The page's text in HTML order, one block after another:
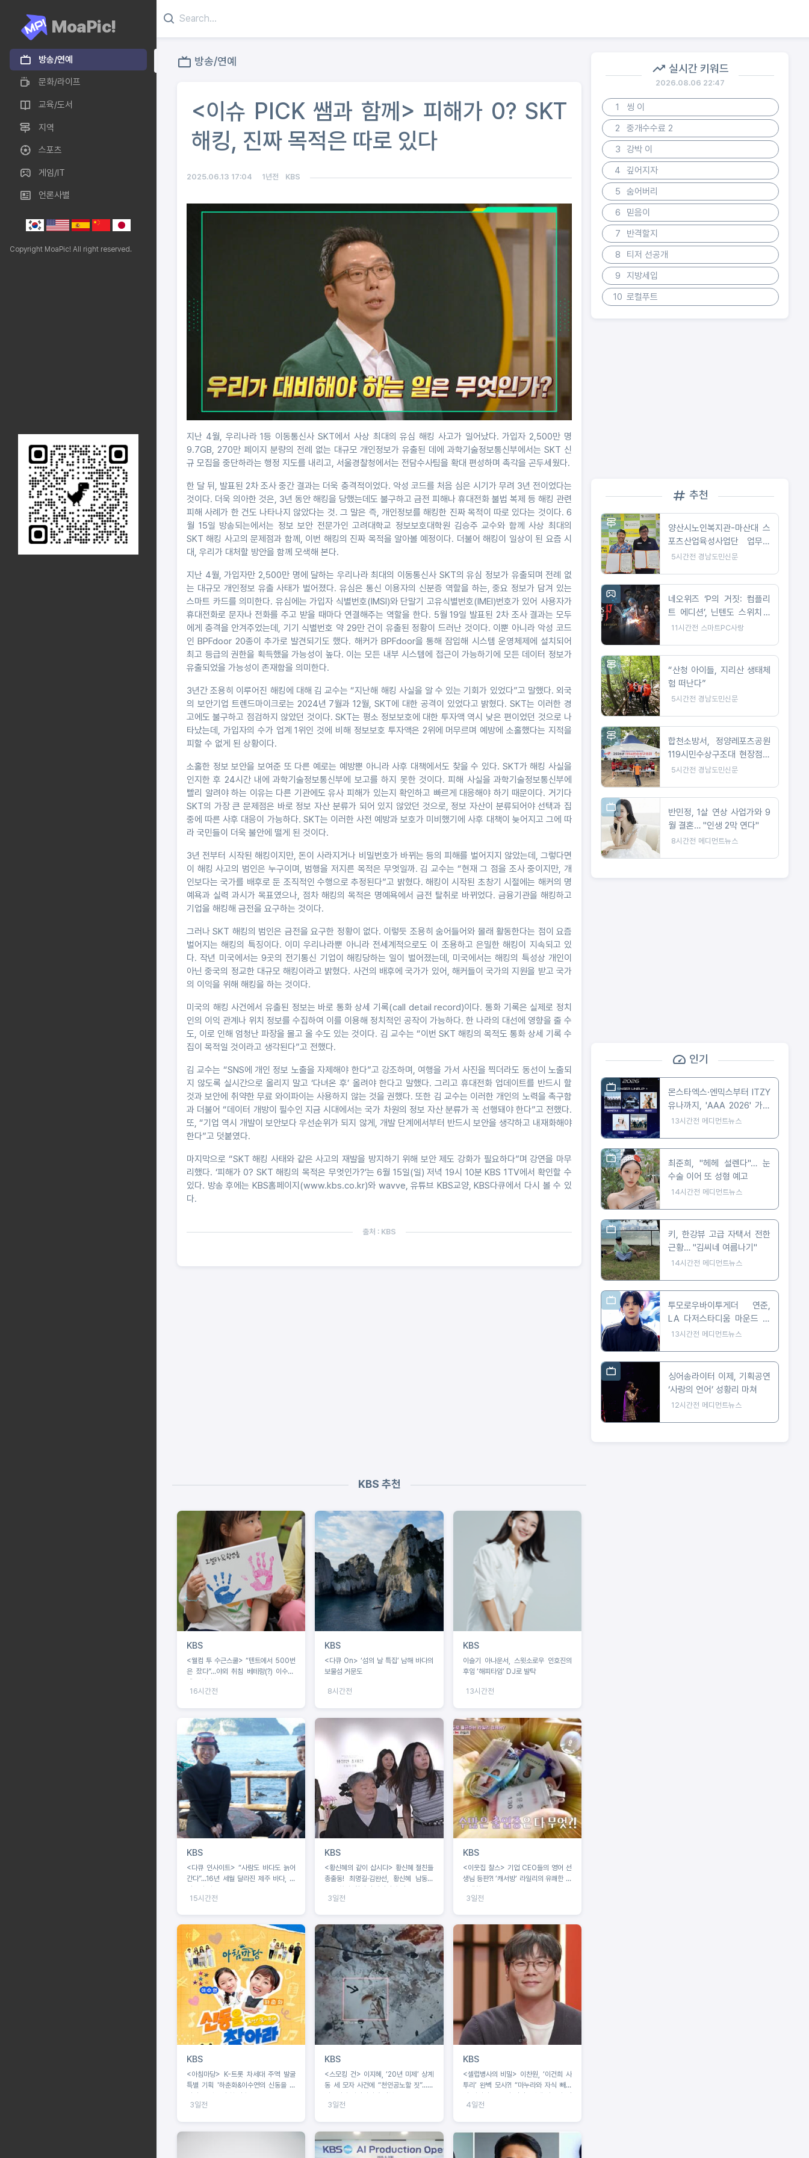
MoaPic!
방송/연예
문화/라이프
교육/도서
지역
스포츠
게임/IT
언론사별
Copyright MoaPic! All right reserved.
방송/연예
<이슈 PICK 쌤과 함께> 피해가 0? SKT
해킹, 진짜 목적은 따로 있다
2025.06.13 17:04 1년전 KBS
지난 4월, 우리나라 1등 이동통신사 SKT에서 사상 최대의 유심 해킹 사고가 일어났다. 가입자 2,500만 명
9.7GB, 270만 페이지 분량의 전례 없는 대규모 개인정보가 유출된 데에 과학기술정보통신부에서는 SKT 신
규 모집을 중단하라는 행정 지도를 내리고, 서울경찰청에서는 전담수사팀을 확대 편성하며 촉각을 곤두세웠다.
한 달 뒤, 발표된 2차 조사 중간 결과는 더욱 충격적이었다. 악성 코드를 처음 심은 시기가 무려 3년 전이었다는
것이다. 더욱 의아한 것은, 3년 동안 해킹을 당했는데도 불구하고 금전 피해나 휴대전화 불법 복제 등 해킹 관련
피해 사례가 한 건도 나타나지 않았다는 것. 그 말은 즉, 개인정보를 해킹한 진짜 목적이 따로 있다는 것이다. 6
월 15일 방송되는에서는 정보 보안 전문가인 고려대학교 정보보호대학원 김승주 교수와 함께 사상 최대의
SKT 해킹 사고의 문제점과 함께, 이번 해킹의 진짜 목적을 알아볼 예정이다. 더불어 해킹이 일상이 된 요즘 시
대, 우리가 대처할 방안을 함께 모색해 본다.
지난 4월, 가입자만 2,500만 명에 달하는 우리나라 최대의 이동통신사 SKT의 유심 정보가 유출되며 전례 없
는 대규모 개인정보 유출 사태가 벌어졌다. 유심은 통신 이용자의 신분증 역할을 하는, 중요 정보가 담겨 있는
스마트 카드를 의미한다. 유심에는 가입자 식별번호(IMSI)와 단말기 고유식별번호(IMEI)번호가 있어 사용자가
휴대전화로 문자나 전화를 주고 받을 때마다 연결해주는 역할을 한다. 5월 19일 발표된 2차 조사 결과는 모두
에게 충격을 안겨주었는데, 기기 식별번호 약 29만 건이 유출된 정황이 드러난 것이다. 이뿐 아니라 악성 코드
인 BPFdoor 20종이 추가로 발견되기도 했다. 해커가 BPFdoor을 통해 잠입해 시스템 운영체제에 설치되어
최고 등급의 권한을 획득했을 가능성이 높다. 이는 모든 내부 시스템에 접근이 가능하기에 모든 데이터 정보가
유출되었을 가능성이 존재함을 의미한다.
3년간 조용히 이루어진 해킹에 대해 김 교수는 “지난해 해킹 사실을 알 수 있는 기회가 있었다”고 말했다. 외국
의 보안기업 트렌드마이크로는 2024년 7월과 12월, SKT에 대한 공격이 있었다고 밝혔다. SKT는 이러한 경
고에도 불구하고 점검하지 않았던 것이다. SKT는 평소 정보보호에 대한 투자액 역시 낮은 편이었던 것으로 나
타났는데, 가입자의 수가 업계 1위인 것에 비해 정보보호 투자액은 2위에 머무르며 예방에 소홀했다는 지적을
피할 수 없게 된 상황이다.
소홀한 정보 보안을 보여준 또 다른 예로는 예방뿐 아니라 사후 대책에서도 찾을 수 있다. SKT가 해킹 사실을
인지한 후 24시간 내에 과학기술정보통신부에 보고를 하지 못한 것이다. 피해 사실을 과학기술정보통신부에
빨리 알려야 하는 이유는 다른 기관에도 유사 피해가 있는지 확인하고 빠르게 대응해야 하기 때문이다. 거기다
SKT의 가장 큰 문제점은 바로 정보 자산 분류가 되어 있지 않았던 것으로, 정보 자산이 분류되어야 선택과 집
중에 따른 사후 대응이 가능하다. SKT는 이러한 사전 예방과 보호가 미비했기에 사후 대책이 늦어지고 그에 따
라 국민들이 더욱 불안에 떨게 된 것이다.
3년 전부터 시작된 해킹이지만, 돈이 사라지거나 비밀번호가 바뀌는 등의 피해를 벌어지지 않았는데, 그렇다면
이 해킹 사고의 범인은 누구이며, 범행을 저지른 목적은 무엇일까. 김 교수는 “현재 그 점을 조사 중이지만, 개
인보다는 국가를 배후로 둔 조직적인 수행으로 추정된다”고 밝혔다. 해킹이 시작된 초창기 시절에는 해커의 명
예욕과 실력 과시가 목표였으나, 점차 해킹의 목적은 명예욕에서 금전 탈취로 바뀌었다. 금융기관을 해킹하고
기업을 해킹해 금전을 요구하는 것이다.
그러나 SKT 해킹의 범인은 금전을 요구한 정황이 없다. 이렇듯 조용히 숨어들어와 몰래 활동한다는 점이 요즘
벌어지는 해킹의 특징이다. 이미 우리나라뿐 아니라 전세계적으로도 이 조용하고 은밀한 해킹이 지속되고 있
다. 작년 미국에서는 9곳의 전기통신 기업이 해킹당하는 일이 벌어졌는데, 미국에서는 해킹의 특성상 개인이
아닌 중국의 정교한 대규모 해킹이라고 밝혔다. 사건의 배후에 국가가 있어, 해커들이 국가의 지원을 받고 국가
의 이익을 위해 해킹을 하는 것이다.
미국의 해킹 사건에서 유출된 정보는 바로 통화 상세 기록(call detail record)이다. 통화 기록은 실제로 정치
인의 이익 관계나 위치 정보를 수집하여 이를 이용해 정치적인 공작이 가능하다. 한 나라의 대선에 영향을 줄 수
도, 이로 인해 엄청난 파장을 몰고 올 수도 있는 것이다. 김 교수는 “이번 SKT 해킹의 목적도 통화 상세 기록 수
집이 목적일 것이라고 생각된다”고 전했다.
김 교수는 “SNS에 개인 정보 노출을 자제해야 한다”고 강조하며, 여행을 가서 사진을 찍더라도 동선이 노출되
지 않도록 실시간으로 올리지 말고 ‘다녀온 후’ 올려야 한다고 말했다. 그리고 휴대전화 업데이트를 반드시 할
것과 보안에 취약한 무료 와이파이는 사용하지 않는 것을 권했다. 또한 김 교수는 이러한 개인의 노력을 촉구함
과 더불어 “데이터 개방이 필수인 지금 시대에서는 국가 차원의 정보 자산 분류가 꼭 선행돼야 한다”고 전했다.
또, “기업 역시 개발이 보안보다 우선순위가 되지 않게, 개발 단계에서부터 반드시 보안을 생각하고 내재화해야
한다”고 덧붙였다.
마지막으로 “SKT 해킹 사태와 같은 사고의 재발을 방지하기 위해 보안 제도 강화가 필요하다”며 강연을 마무
리했다. ‘피해가 0? SKT 해킹의 목적은 무엇인가?’는 6월 15일(일) 저녁 19시 10분 KBS 1TV에서 확인할 수
있다. 방송 후에는 KBS홈페이지(www.kbs.co.kr)와 wavve, 유튜브 KBS교양, KBS다큐에서 다시 볼 수 있
다.
출처 : KBS
KBS 추천
KBS
<웰컴 투 수근스쿨> “텐트에서 500번
은 잤다”...야외 취침 베테랑(?) 이수근,
16시간전
KBS
<다큐 On> ‘섬의 날 특집’ 남해 바다의
보물섬 거문도
8시간전
KBS
이슬기 아나운서, 스윗소로우 인호진의
후임 ‘해피타임’ DJ로 발탁
13시간전
KBS
<다큐 인사이트> “사람도 바다도 늙어
간다”...16년 세월 달라진 제주 바다, 해
녀들의 기록
15시간전
KBS
<황신혜의 같이 삽시다> 황신혜 절친들
총출동! 최명길·김완선, 황신혜 남동생
‘구족화가’ 황정언 개인전 출격
3일전
KBS
<이웃집 찰스> 기업 CEO들의 영어 선
생님 등판?! ’캐서방‘ 라일리의 유쾌한 이
중생활
3일전
KBS
<아침마당> K-트롯 차세대 주역 발굴
특별 기획 '하춘화&이수연의 신동을 찾
3일전
KBS
<스모킹 건> 이지혜, ‘20년 미제’ 상계
동 세 모자 사건에 “천인공노할 짓”...유
3일전
KBS
<셀럽병사의 비밀> 이찬원, ‘이건희 사
투리’ 완벽 모사?! “마누라와 자식 빼고
전4일전
실시간 키워드
2026.08.06 22:47
1
씽 이
2
중개수수료 2
3
강박 이
4
깊어지자
5
숨어버리
6
믿음이
7
반격할지
8
티저 선공개
9
지방세입
10 로컬푸트
추천
양산시노인복지관-마산대 스
포츠산업육성사업단 업무협
약 체결
5시간전 경남도민신문
네오위즈 ‘P의 거짓: 컴플리
트 에디션’, 닌텐도 스위치 2
버전 출시
11시간전 스마트PC사랑
“산청 아이들, 지리산 생태체
험 떠난다”
5시간전 경남도민신문
합천소방서, 정양레포츠공원
119시민수상구조대 현장점검
실시
5시간전 경남도민신문
반민정, 1살 연상 사업가와 9
월 결혼… "인생 2막 연다"
8시간전 메디먼트뉴스
인기
몬스타엑스·엔믹스부터 ITZY
유나까지, 'AAA 2026' 가오
슝 출격 확정
13시간전 메디먼트뉴스
최준희, "헤헤 설렌다"… 눈
수술 이어 또 성형 예고
14시간전 메디먼트뉴스
키, 한강뷰 고급 자택서 전한
근황… "김씨네 여름나기"
14시간전 메디먼트뉴스
투모로우바이투게더 연준,
LA 다저스타디움 마운드 선
다… 시구부터 무대까지
13시간전 메디먼트뉴스
싱어송라이터 이제, 기획공연
‘사랑의 언어’ 성황리 마쳐
12시간전 메디먼트뉴스